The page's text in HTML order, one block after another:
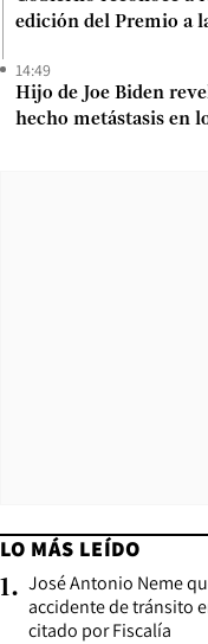
edición del Premio a
14:49
Hijo de Joe Biden
hecho metástasis en
LO MÁS LEÍDO
1. José Antonio Neme
accidente de tránsito
citado por Fiscalía